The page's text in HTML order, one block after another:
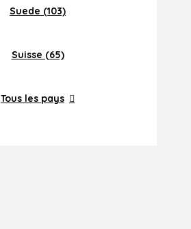
Suede (103)
Suisse (65)
Tous les pays